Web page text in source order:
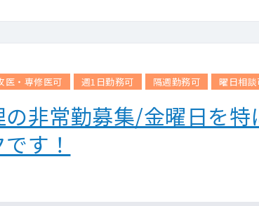
医・専修医可 週1日勤務可 隔週勤務可 曜日相談
非常勤募集/金曜日を
す！